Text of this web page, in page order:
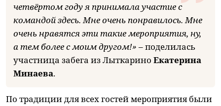
четвёртом году я принимала участие с
командой здесь. Мне очень понравилось. Мне
очень нравятся эти такие мероприятия, ну,
а тем более с моим другом!» – поделилась
участница забега из Лыткарино Екатерина
Минаева.
По традиции для всех гостей мероприятия были